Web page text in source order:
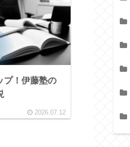
プ！伊藤塾の
2026.07.12